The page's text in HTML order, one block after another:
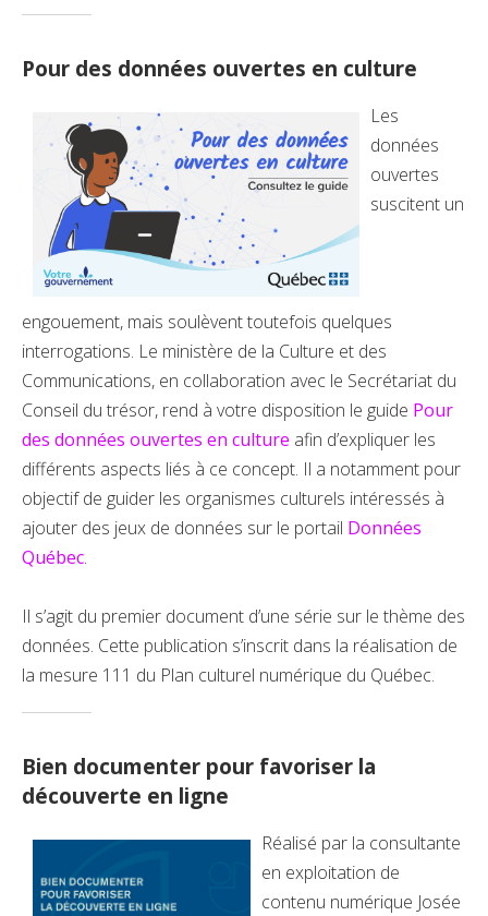
Pour des données ouvertes en culture
Les
données
ouvertes
suscitent un
engouement, mais soulèvent toutefois quelques
interrogations. Le ministère de la Culture et des
Communications, en collaboration avec le Secrétariat du
Conseil du trésor, rend à votre disposition le guide Pour
des données ouvertes en culture afin d’expliquer les
différents aspects liés à ce concept. Il a notamment pour
objectif de guider les organismes culturels intéressés à
ajouter des jeux de données sur le portail Données
Québec.
Il s’agit du premier document d’une série sur le thème des
données. Cette publication s’inscrit dans la réalisation de
la mesure 111 du Plan culturel numérique du Québec.
Bien documenter pour favoriser la
découverte en ligne
Réalisé par la consultante
en exploitation de
contenu numérique Josée